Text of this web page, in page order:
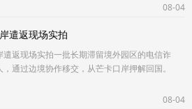
08-04
遣返现场实拍
遣返现场实拍一批长期滞留境外园区的电信诈
，通过边境协作移交，从芒卡口岸押解回国。
08-04